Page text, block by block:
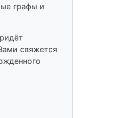
графы и
свяжется